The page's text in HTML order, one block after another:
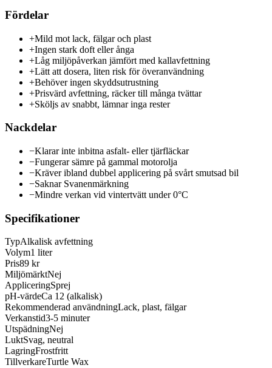
Fördelar
+Mild mot lack, fälgar och plast
+Ingen stark doft eller ånga
+Låg miljöpåverkan jämfört med kallavfettning
+Lätt att dosera, liten risk för överanvändning
+Behöver ingen skyddsutrustning
+Prisvärd avfettning, räcker till många tvättar
+Sköljs av snabbt, lämnar inga rester
Nackdelar
−Klarar inte inbitna asfalt- eller tjärfläckar
−Fungerar sämre på gammal motorolja
−Kräver ibland dubbel applicering på svårt smutsad bil
−Saknar Svanenmärkning
−Mindre verkan vid vintertvätt under 0°C
Specifikationer
TypAlkalisk avfettning
Volym1 liter
Pris89 kr
MiljömärktNej
AppliceringSprej
pH-värdeCa 12 (alkalisk)
Rekommenderad användningLack, plast, fälgar
Verkanstid3-5 minuter
UtspädningNej
LuktSvag, neutral
LagringFrostfritt
TillverkareTurtle Wax